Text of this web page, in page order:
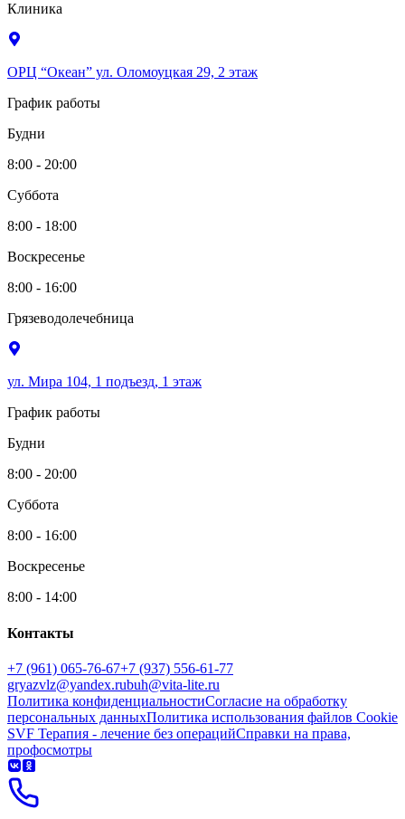
Клиника
ОРЦ “Океан” ул. Оломоуцкая 29, 2 этаж
График работы
Будни
8:00 - 20:00
Суббота
8:00 - 18:00
Воскресенье
8:00 - 16:00
Грязеводолечебница
ул. Мира 104, 1 подъезд, 1 этаж
График работы
Будни
8:00 - 20:00
Суббота
8:00 - 16:00
Воскресенье
8:00 - 14:00
Контакты
+7 (961) 065-76-67+7 (937) 556-61-77
gryazvlz@yandex.rubuh@vita-lite.ru
Политика конфиденциальностиСогласие на обработку
персональных данныхПолитика использования файлов Cookie
SVF Терапия - лечение без операцийСправки на права,
профосмотры